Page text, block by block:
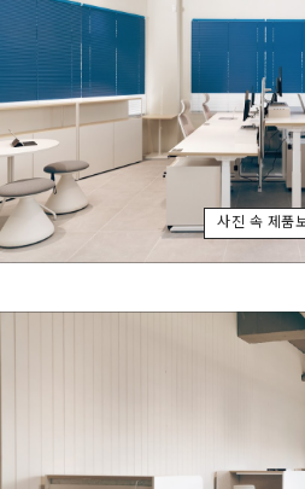
사진 속 제품